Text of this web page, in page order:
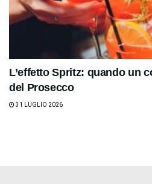
L’effetto Spritz: quando un
del Prosecco
31 LUGLIO 2026